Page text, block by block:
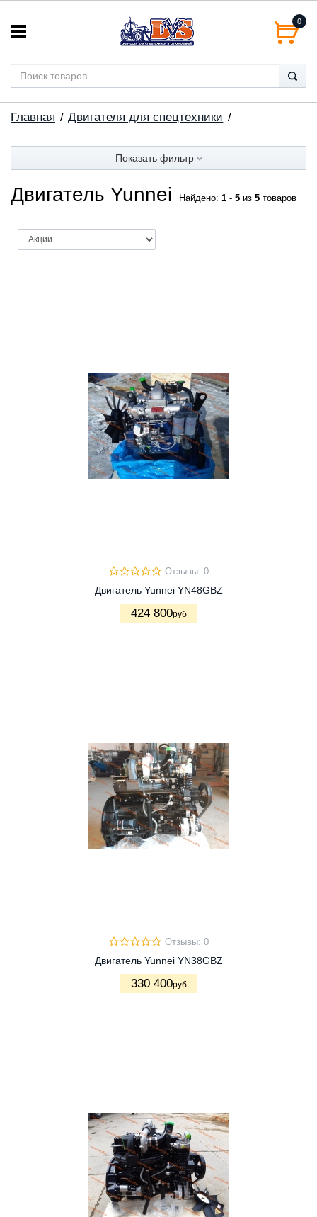
0
Главная Двигателя для спецтехники
Показать фильтр
Двигатель Yunnei Найдено: 1 - 5 из 5 товаров
Отзывы: 0
Двигатель Yunnei YN48GBZ
424 800руб
Отзывы: 0
Двигатель Yunnei YN38GBZ
330 400руб